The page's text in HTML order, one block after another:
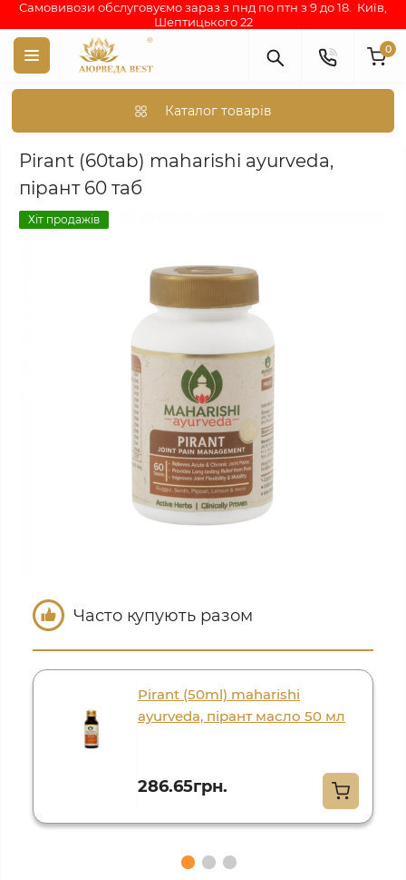
Самовивози обслуговуємо зараз з пнд по птн з 9 до 18. Київ,
Шептицького 22
0
Каталог товарів
Аюрведа каталог індійських товарів АЮРВЕДИЧНІ
Pirant (60tab) maharishi ayurveda,
пірант 60 таб
Хіт продажів
Часто купують разом
Pirant (50ml) maharishi
ayurveda, пірант масло 50 мл
286.65грн.